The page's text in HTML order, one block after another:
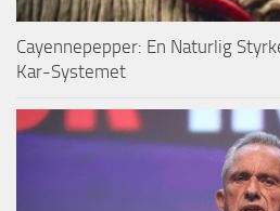
Cayennepepper: En Naturlig
Kar-Systemet